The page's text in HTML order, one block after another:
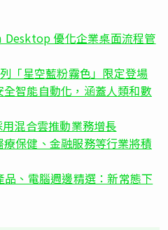
Desktop 優化企業桌面流程管
「星空藍粉霧色」限定登場
智能自動化，涵蓋人類和數
混合雲推動業務增長
保健、金融服務等行業將積
、電腦週邊精選：新常態下